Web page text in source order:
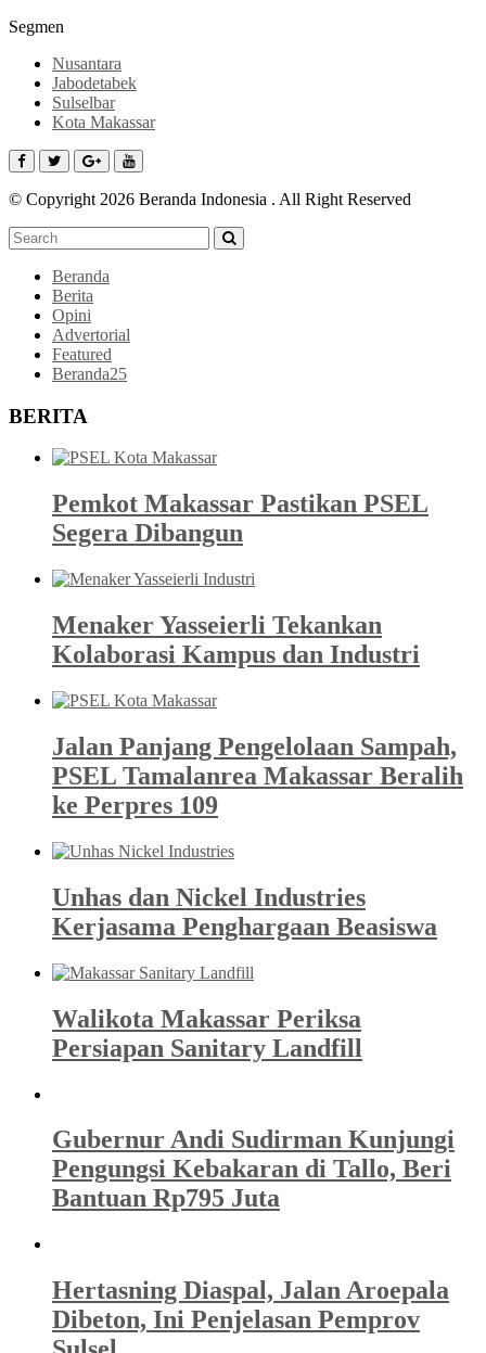
Segmen
Nusantara
Jabodetabek
Sulselbar
Kota Makassar
© Copyright 2026 Beranda Indonesia . All Right Reserved
Beranda
Berita
Opini
Advertorial
Featured
Beranda25
BERITA
Pemkot Makassar Pastikan PSEL
Segera Dibangun
Menaker Yasseierli Tekankan
Kolaborasi Kampus dan Industri
Jalan Panjang Pengelolaan Sampah,
PSEL Tamalanrea Makassar Beralih
ke Perpres 109
Unhas dan Nickel Industries
Kerjasama Penghargaan Beasiswa
Walikota Makassar Periksa
Persiapan Sanitary Landfill
Gubernur Andi Sudirman Kunjungi
Pengungsi Kebakaran di Tallo, Beri
Bantuan Rp795 Juta
Hertasning Diaspal, Jalan Aroepala
Dibeton, Ini Penjelasan Pemprov